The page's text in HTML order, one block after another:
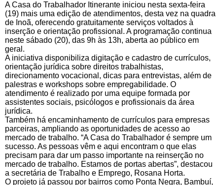
A Casa do Trabalhador Itinerante iniciou nesta sexta-feira
(19) mais uma edição de atendimentos, desta vez na quadra
de Inoã, oferecendo gratuitamente serviços voltados à
inserção e orientação profissional. A programação continua
neste sábado (20), das 9h às 13h, aberta ao público em
geral.
A iniciativa disponibiliza digitação e cadastro de currículos,
orientação jurídica sobre direitos trabalhistas,
direcionamento vocacional, dicas para entrevistas, além de
palestras e workshops sobre empregabilidade. O
atendimento é realizado por uma equipe formada por
assistentes sociais, psicólogos e profissionais da área
jurídica.
Também há encaminhamento de currículos para empresas
parceiras, ampliando as oportunidades de acesso ao
mercado de trabalho. “A Casa do Trabalhador é sempre um
sucesso. As pessoas vêm e aqui encontram o que elas
precisam para dar um passo importante na reinserção no
mercado de trabalho. Estamos de portas abertas”, destacou
a secretária de Trabalho e Emprego, Rosana Horta.
O projeto já passou por bairros como Ponta Negra, Bambuí,